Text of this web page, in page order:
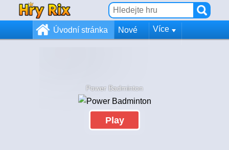
Úvodní stránka Nové Více
Power Badminton
Play